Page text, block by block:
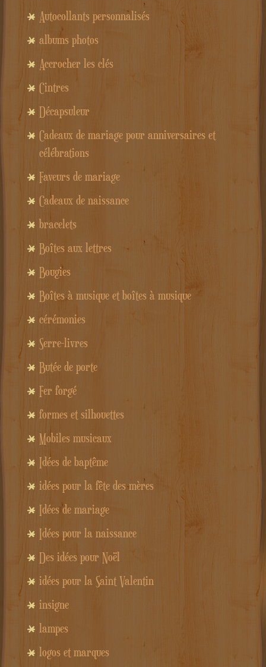
Autocollants personnalisés
albums photos
Accrocher les clés
Cintres
Décapsuleur
Cadeaux de mariage pour anniversaires et
célébrations
Faveurs de mariage
Cadeaux de naissance
bracelets
Boîtes aux lettres
Bougies
Boîtes à musique et boîtes à musique
cérémonies
Serre-livres
Butée de porte
Fer forgé
formes et silhouettes
Mobiles musicaux
Idées de baptême
idées pour la fête des mères
Idées de mariage
Idées pour la naissance
Des idées pour Noël
idées pour la Saint Valentin
insigne
lampes
logos et marques